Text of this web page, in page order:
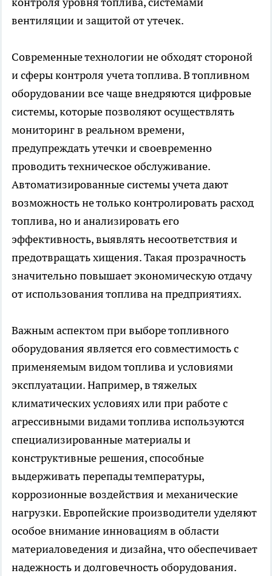
вентиляции и защитой от утечек.
Современные технологии не обходят стороной
и сферы контроля учета топлива. В топливном
оборудовании все чаще внедряются цифровые
системы, которые позволяют осуществлять
мониторинг в реальном времени,
предупреждать утечки и своевременно
проводить техническое обслуживание.
Автоматизированные системы учета дают
возможность не только контролировать расход
топлива, но и анализировать его
эффективность, выявлять несоответствия и
предотвращать хищения. Такая прозрачность
значительно повышает экономическую отдачу
от использования топлива на предприятиях.
Важным аспектом при выборе топливного
оборудования является его совместимость с
применяемым видом топлива и условиями
эксплуатации. Например, в тяжелых
климатических условиях или при работе с
агрессивными видами топлива используются
специализированные материалы и
конструктивные решения, способные
выдерживать перепады температуры,
коррозионные воздействия и механические
нагрузки. Европейские производители уделяют
особое внимание инновациям в области
материаловедения и дизайна, что обеспечивает
надежность и долговечность оборудования.